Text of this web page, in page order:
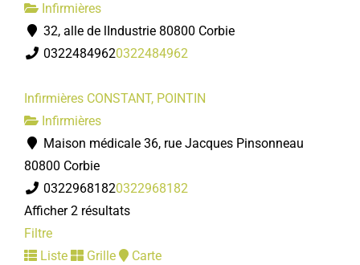
Infirmières
32, alle de lIndustrie 80800 Corbie
03224849620322484962
Infirmières CONSTANT, POINTIN
Infirmières
Maison médicale 36, rue Jacques Pinsonneau
80800 Corbie
03229681820322968182
Afficher 2 résultats
Filtre
Liste
Grille Carte